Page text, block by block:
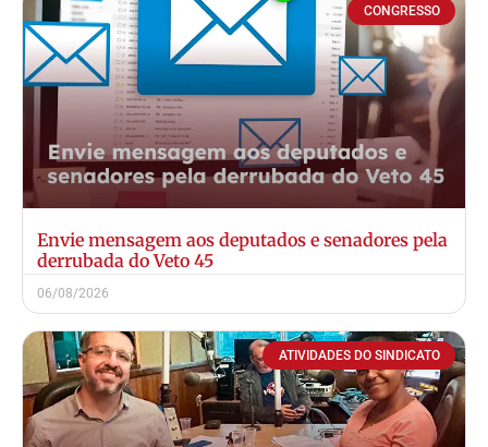
CONGRESSO
Envie mensagem aos deputados e senadores pela
derrubada do Veto 45
06/08/2026
ATIVIDADES DO SINDICATO